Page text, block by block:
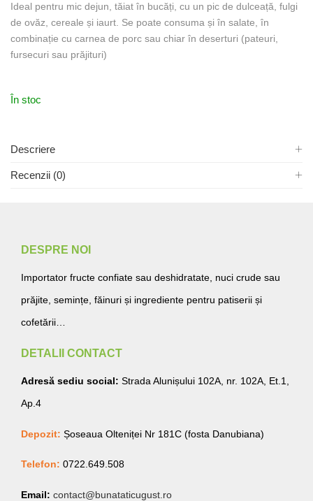
Ideal pentru mic dejun, tăiat în bucăți, cu un pic de dulceață, fulgi
de ovăz, cereale și iaurt. Se poate consuma și în salate, în
combinație cu carnea de porc sau chiar în deserturi (pateuri,
fursecuri sau prăjituri)
În stoc
Descriere
Recenzii (0)
DESPRE NOI
Importator fructe confiate sau deshidratate, nuci crude sau
prăjite, semințe, făinuri și ingrediente pentru patiserii și
cofetării…
DETALII CONTACT
Adresă sediu social: Strada Alunișului 102A, nr. 102A, Et.1,
Ap.4
Depozit: Șoseaua Olteniței Nr 181C (fosta Danubiana)
Telefon: 0722.649.508
Email: contact@bunataticugust.ro